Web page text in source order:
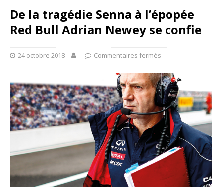
De la tragédie Senna à l’épopée
Red Bull Adrian Newey se confie
24 octobre 2018 Commentaires fermés